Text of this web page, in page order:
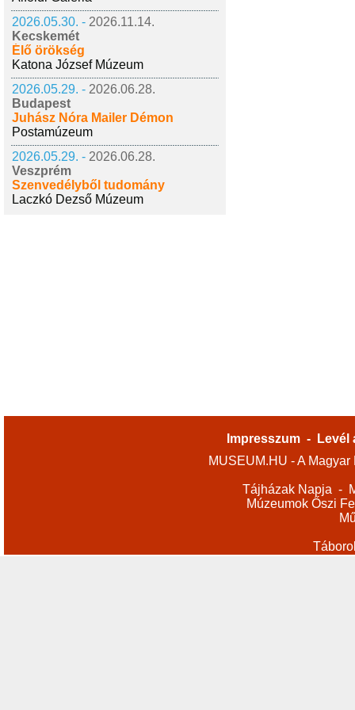
2026.05.30. - 2026.11.14.
Kecskemét
Élő örökség
Katona József Múzeum
2026.05.29. - 2026.06.28.
Budapest
Juhász Nóra Mailer Démon
Postamúzeum
2026.05.29. - 2026.06.28.
Veszprém
Szenvedélyből tudomány
Laczkó Dezső Múzeum
Impresszum -
Levél
MUSEUM.HU - A
Tájházak Napja -
Múzeumok Őszi